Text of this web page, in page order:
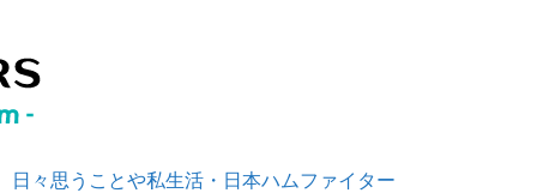
々思うことや私生活・日本ハムファイター